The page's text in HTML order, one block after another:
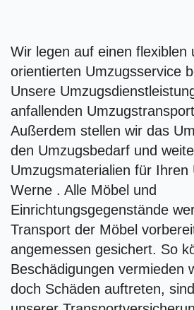
Wir legen auf einen flexiblen
orientierten Umzugsservice
Unsere
anfallenden
Außerdem stellen wir das
den Umzugsbedarf und
Umzugsmaterialien für Ihren
Werne . Alle Möbel und
Einrichtungsgegenstände
Transport der Möbel
angemessen gesichert. So
Beschädigungen vermieden
doch Schäden auftreten,